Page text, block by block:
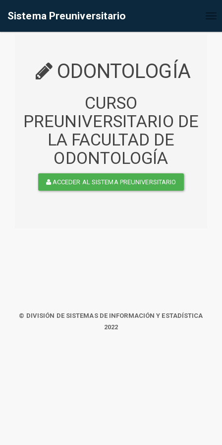
Sistema Preuniversitario
ODONTOLOGÍA
CURSO
PREUNIVERSITARIO DE
LA FACULTAD DE
ODONTOLOGÍA
ACCEDER AL SISTEMA PREUNIVERSITARIO
© DIVISIÓN DE SISTEMAS DE INFORMACIÓN Y ESTADÍSTICA
2022